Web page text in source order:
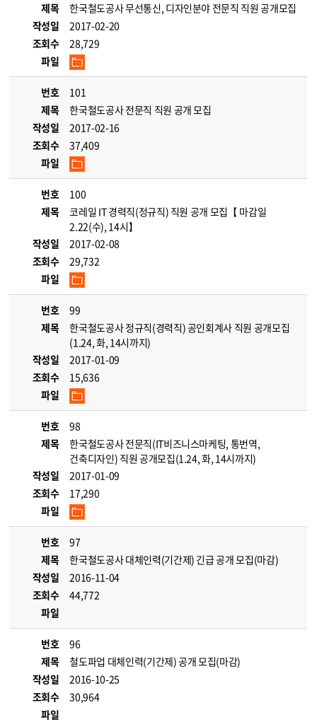
제목
한국철도공사 무선통신, 디자인분야 전문직 직원 공개모집
작성일
2017-02-20
조회수
28,729
파일
번호
101
제목
한국철도공사 전문직 직원 공개 모집
작성일
2017-02-16
조회수
37,409
파일
번호
100
제목
코레일 IT 경력직(정규직) 직원 공개 모집【 마감일
2.22(수), 14시】
작성일
2017-02-08
조회수
29,732
파일
번호
99
제목
한국철도공사 정규직(경력직) 공인회계사 직원 공개모집
(1.24, 화, 14시까지)
작성일
2017-01-09
조회수
15,636
파일
번호
98
제목
한국철도공사 전문직(IT비즈니스마케팅, 통번역,
건축디자인) 직원 공개모집(1.24, 화, 14시까지)
작성일
2017-01-09
조회수
17,290
파일
번호
97
제목
한국철도공사 대체인력(기간제) 긴급 공개 모집(마감)
작성일
2016-11-04
조회수
44,772
파일
번호
96
제목
철도파업 대체인력(기간제) 공개 모집(마감)
작성일
2016-10-25
조회수
30,964
파일